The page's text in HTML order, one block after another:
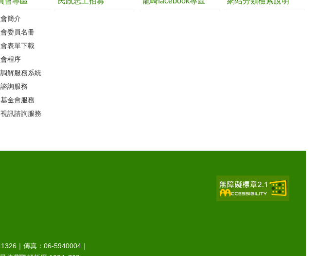
簡介
委員名冊
表單下載
程序
解服務系統
詢服務
金會服務
訊諮詢服務
｜傳真：06-5940004｜